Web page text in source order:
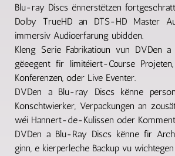
Blu-ray Discs ënnerstëtzen
Dolby TrueHD an DTS-HD Master
immersiv Audioerfarung ubidden.
Kleng Serie Fabrikatioun vun DVDen
gëeegent fir limitéiert-Course
Konferenzen, oder Live Eventer.
DVDen a Blu-ray Discs kënne
Konschtwierker, Verpackungen an
wéi Hannert-de-Kulissen oder
DVDen a Blu-Ray Discs kënne fir
ginn, e kierperleche Backup vu